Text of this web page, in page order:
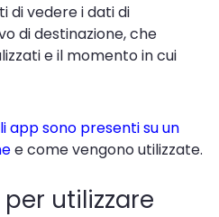
di vedere i dati di
di destinazione, che
e il momento in cui
app sono presenti su un
e come vengono utilizzate.
utilizzare